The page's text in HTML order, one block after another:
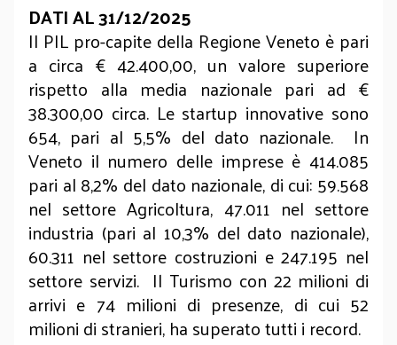
DATI AL 31/12/2025
Il PIL pro-capite della Regione Veneto è pari
a circa € 42.400,00, un valore superiore
rispetto alla media nazionale pari ad €
38.300,00 circa. Le startup innovative sono
654, pari al 5,5% del dato nazionale. In
Veneto il numero delle imprese è 414.085
pari al 8,2% del dato nazionale, di cui: 59.568
nel settore Agricoltura, 47.011 nel settore
industria (pari al 10,3% del dato nazionale),
60.311 nel settore costruzioni e 247.195 nel
settore servizi. Il Turismo con 22 milioni di
arrivi e 74 milioni di presenze, di cui 52
milioni di stranieri, ha superato tutti i record.